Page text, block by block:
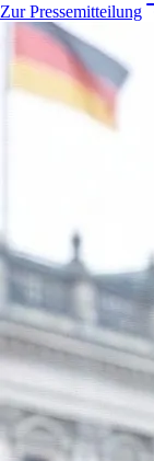
Zur Pressemitteilung